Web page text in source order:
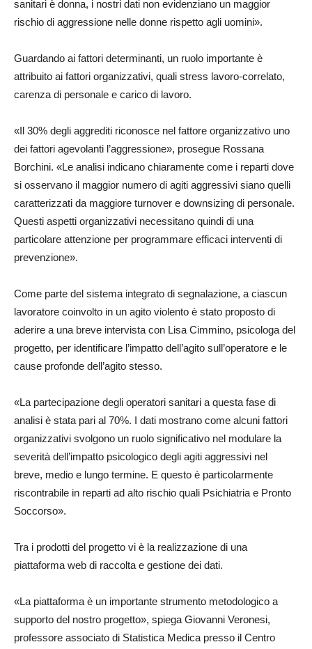
sanitari è donna, i nostri dati non evidenziano un maggior
rischio di aggressione nelle donne rispetto agli uomini».
Guardando ai fattori determinanti, un ruolo importante è
attribuito ai fattori organizzativi, quali stress lavoro-correlato,
carenza di personale e carico di lavoro.
«Il 30% degli aggrediti riconosce nel fattore organizzativo uno
dei fattori agevolanti l’aggressione», prosegue Rossana
Borchini. «Le analisi indicano chiaramente come i reparti dove
si osservano il maggior numero di agiti aggressivi siano quelli
caratterizzati da maggiore turnover e downsizing di personale.
Questi aspetti organizzativi necessitano quindi di una
particolare attenzione per programmare efficaci interventi di
prevenzione».
Come parte del sistema integrato di segnalazione, a ciascun
lavoratore coinvolto in un agito violento è stato proposto di
aderire a una breve intervista con Lisa Cimmino, psicologa del
progetto, per identificare l’impatto dell’agito sull’operatore e le
cause profonde dell’agito stesso.
«La partecipazione degli operatori sanitari a questa fase di
analisi è stata pari al 70%. I dati mostrano come alcuni fattori
organizzativi svolgono un ruolo significativo nel modulare la
severità dell’impatto psicologico degli agiti aggressivi nel
breve, medio e lungo termine. E questo è particolarmente
riscontrabile in reparti ad alto rischio quali Psichiatria e Pronto
Soccorso».
Tra i prodotti del progetto vi è la realizzazione di una
piattaforma web di raccolta e gestione dei dati.
«La piattaforma è un importante strumento metodologico a
supporto del nostro progetto», spiega Giovanni Veronesi,
professore associato di Statistica Medica presso il Centro